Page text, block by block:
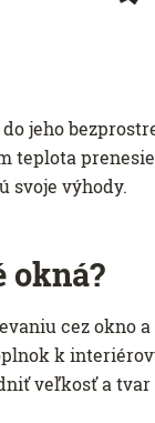
jeho
teplota
svoje výhody.
okná?
cez okno
k
veľkosť a tvar